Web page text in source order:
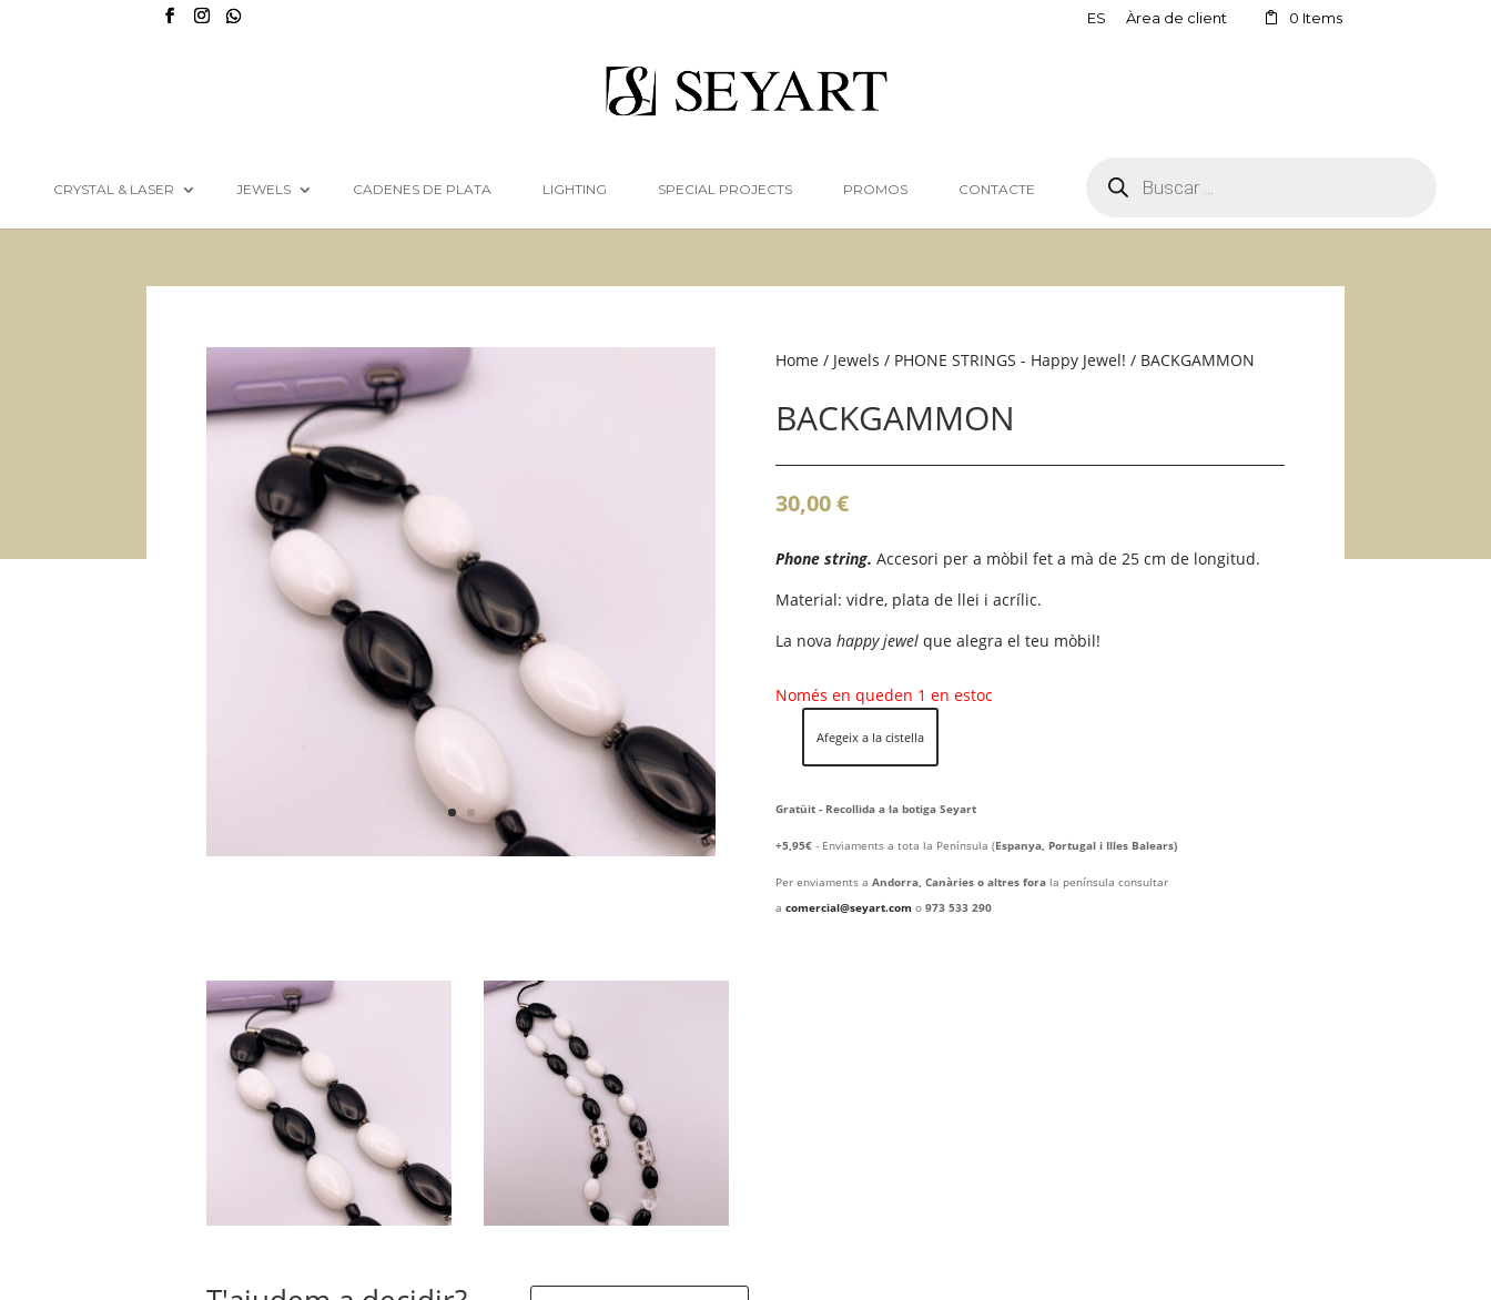
ES Àrea de client 0 Items
CRYSTAL & LASER JEWELS CADENES DE PLATA LIGHTING SPECIAL PROJECTS PROMOS CONTACTE SEARCH
Home/ Jewels / PHONE STRINGS - Happy Jewel! / BACKGAMMON
BACKGAMMON
30,00€
Phone string. Accesori per a mòbil fet a mà de 25 cm de longitud.
Material: vidre, plata de llei i acrílic.
La nova happy jewelque alegra el teu mòbil!
Només en queden 1 en estoc
quantitat
BACKGAMMON
Afegeix a la cistella
Gratüit - Recollida a la botiga Seyart
+5,95€- Enviaments a tota la Península (Espanya, Portugal i Illes Balears)
Per enviaments a Andorra, Canàries o altres forala península consultar
a comercial@seyart.com o 973 533 290